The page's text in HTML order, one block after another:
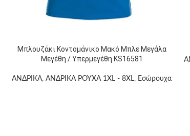
Μπλουζάκι Κοντομάνικο Μακό Μπλε Μεγάλα
Μεγέθη / Υπερμεγέθη KS16581
ΑΝΔΡΙΚΑ, ΑΝΔΡΙΚΑ ΡΟΥΧΑ 1XL - 8XL, Εσώρουχα